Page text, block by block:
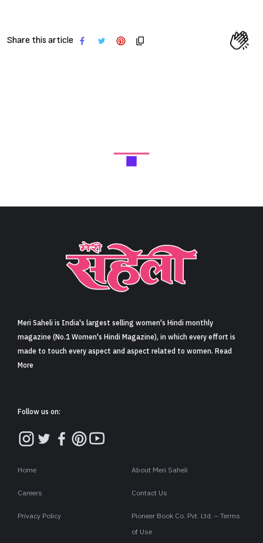
Share this article
Meri Saheli is India's largest selling women's Hindi monthly
magazine (No.1 Women's Hindi Magazine), in which every effort is
made to touch every aspect and aspect related to women. Read
More
Follow us on:
Home About Meri Saheli
Careers Contact Us
Privacy Policy
Pioneer Book Co. Pvt. Ltd. – Terms
of Use